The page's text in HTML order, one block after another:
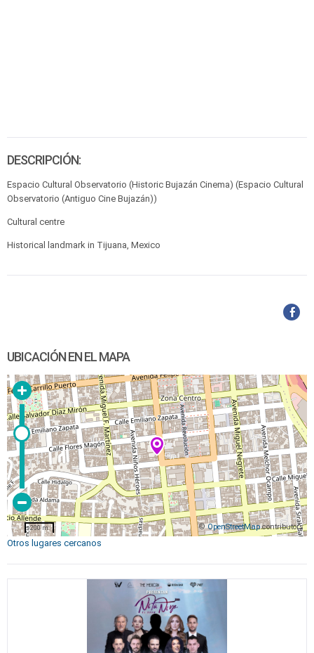
DESCRIPCIÓN:
Espacio Cultural Observatorio (Historic Bujazán Cinema) (Espacio Cultural
Observatorio (Antiguo Cine Bujazán))
Cultural centre
Historical landmark in Tijuana, Mexico
UBICACIÓN EN EL MAPA
©OpenStreetMapcontributors
200 m
Otros lugares cercanos